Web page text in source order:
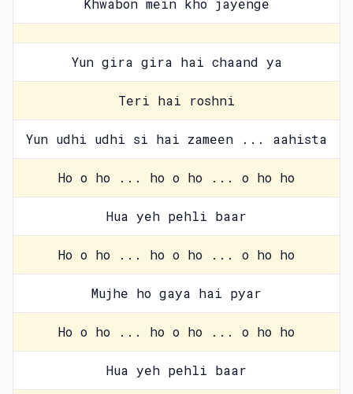
Khwabon mein kho jayenge
Yun gira gira hai chaand ya
Teri hai roshni
Yun udhi udhi si hai zameen ... aahista
Ho o ho ... ho o ho ... o ho ho
Hua yeh pehli baar
Ho o ho ... ho o ho ... o ho ho
Mujhe ho gaya hai pyar
Ho o ho ... ho o ho ... o ho ho
Hua yeh pehli baar